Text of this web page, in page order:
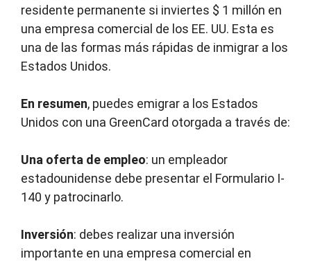
residente permanente si inviertes $ 1 millón en
una empresa comercial de los EE. UU. Esta es
una de las formas más rápidas de inmigrar a los
Estados Unidos.
En resumen, puedes emigrar a los Estados
Unidos con una GreenCard otorgada a través de:
Una oferta de empleo: un empleador
estadounidense debe presentar el Formulario I-
140 y patrocinarlo.
Inversión: debes realizar una inversión
importante en una empresa comercial en